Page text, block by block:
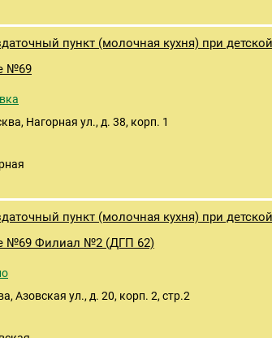
пункт (молочная кухня) при детской
№69
Нагорная ул., д. 38, корп. 1
пункт (молочная кухня) при детской
№69 Филиал №2 (ДГП 62)
Азовская ул., д. 20, корп. 2, стр.2